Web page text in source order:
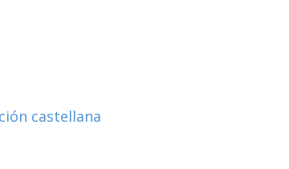
castellana